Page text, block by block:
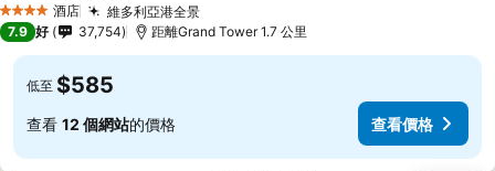
4 星級 酒店 維多利亞港全景
7.9 好 37,754 距離Grand Tower 1.7 公里
低至 $585
查看 12 個網站的價格 查看價格